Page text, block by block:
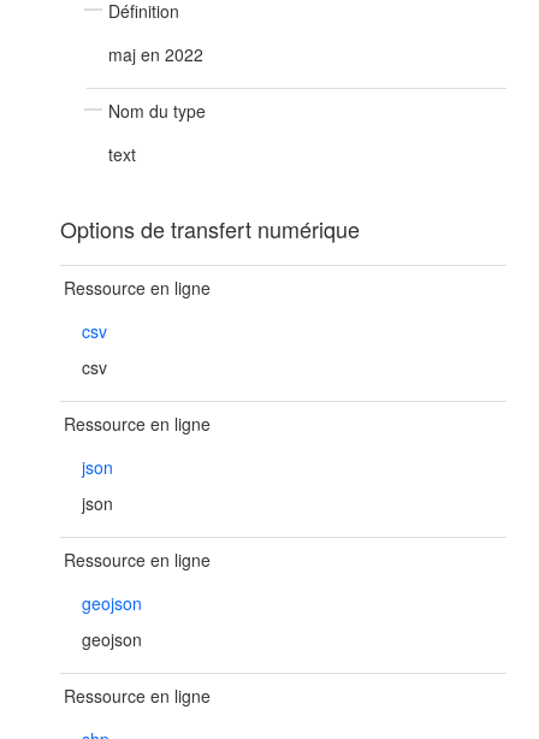
Définition
maj en 2022
Nom du type
text
Options de transfert numérique
Ressource en ligne
csv
csv
Ressource en ligne
json
json
Ressource en ligne
geojson
geojson
Ressource en ligne